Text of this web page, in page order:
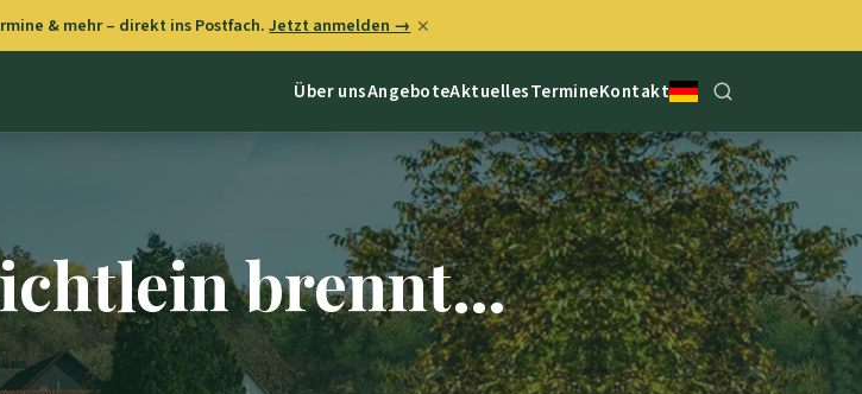
& mehr – direkt ins Postfach.Jetzt anmelden → ✕
Über unsAngeboteAktuellesTermineKontakt
brennt…